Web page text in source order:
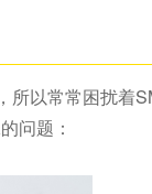
所以常常困扰着
问题：